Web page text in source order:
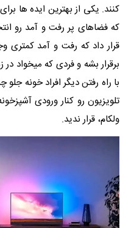
کنند. یکی از بهترین ایده ها
که فضاهای پر رفت و آمد رو
قرار داد که رفت و آمد کمتری
برقرار بشه و فردی که میخواد در
با راه رفتن دیگر افراد خونه
تلویزیون رو کنار ورودی
ولکام، قرار ندید.